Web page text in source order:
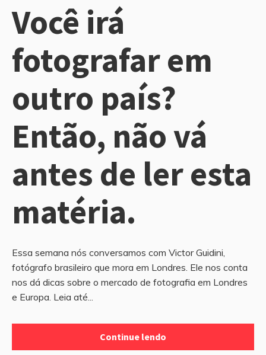
Você irá
fotografar em
outro país?
Então, não vá
antes de ler esta
matéria.
Essa semana nós conversamos com Victor Guidini,
fotógrafo brasileiro que mora em Londres. Ele nos conta
nos dá dicas sobre o mercado de fotografia em Londres
e Europa. Leia até...
Continue lendo